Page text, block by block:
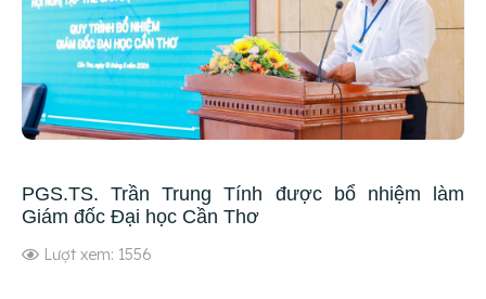
PGS.TS. Trần Trung Tính được bổ nhiệm làm
Giám đốc Đại học Cần Thơ
Lượt xem: 1556